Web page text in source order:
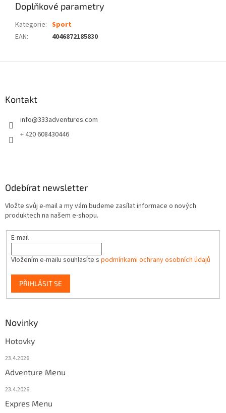
Doplňkové parametry
Kategorie: Sport
EAN: 4046872185830
Kontakt
info@333adventures.com
+ 420 608430446
Odebírat newsletter
Vložte svůj e-mail a my vám budeme zasílat informace o nových
produktech na našem e-shopu.
E-mail
Vložením e-mailu souhlasíte s podmínkami ochrany osobních údajů
PŘIHLÁSIT SE
Novinky
Hotovky
23.4.2026
Adventure Menu
23.4.2026
Expres Menu